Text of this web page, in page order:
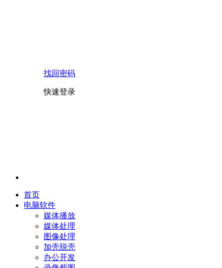
找回密码
快速登录
首页
电脑软件
媒体播放
媒体处理
图像处理
加壳脱壳
办公开发